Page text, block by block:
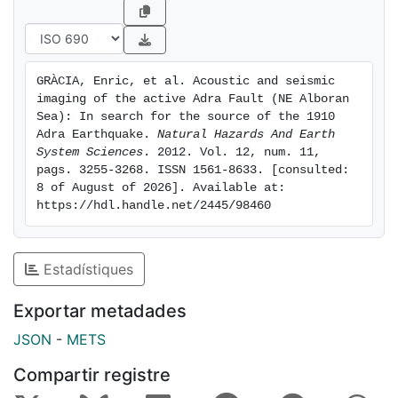
motion. The fault seismic parameters indicate that the
Adra Fault is a potential source of large magnitude
(Mw ≤ 6.5) earthquakes, which represents an
unreported seismic hazard for the neighbouring
coastal areas
GRÀCIA, Enric, et al. Acoustic and seismic
imaging of the active Adra Fault (NE Alboran
Sea): In search for the source of the 1910
Adra Earthquake. Natural Hazards And Earth
System Sciences . 2012. Vol. 12, num. 11,
pags. 3255-3268. ISSN 1561-8633. [consulted:
8 of August of 2026]. Available at:
https://hdl.handle.net/2445/98460
Estadístiques
Exportar metadades
JSON - METS
Compartir registre